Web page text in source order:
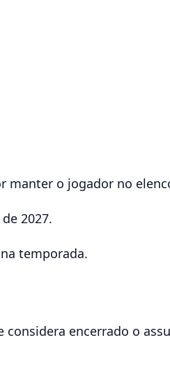
manter o jogador no
2027.
temporada.
encerrado o